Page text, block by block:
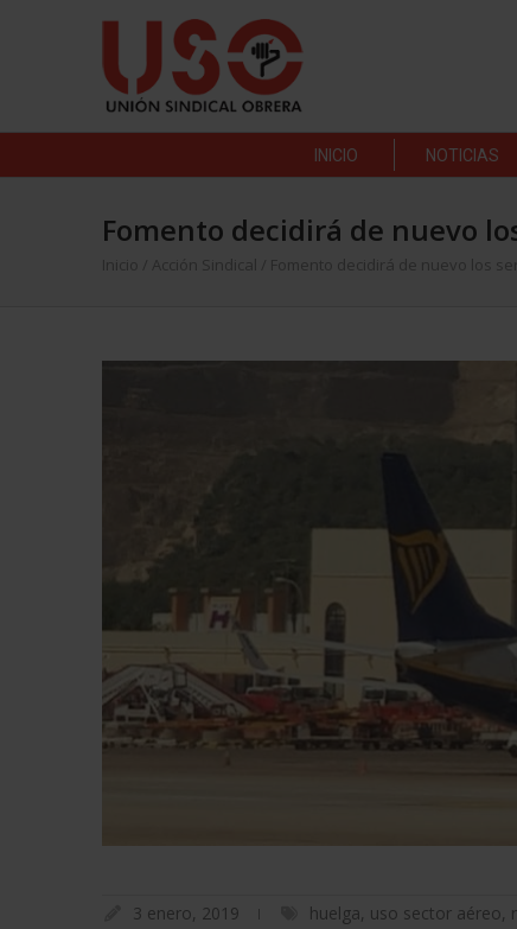
INICIO NOTICIAS
Fomento decidirá de nuevo
Inicio Acción Sindical Fomento decidirá de nuevo los
3 enero, 2019 huelga, uso sector aéreo,